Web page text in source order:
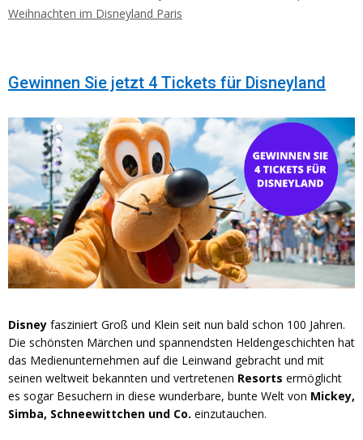
Weihnachten im Disneyland Paris
Gewinnen Sie jetzt 4 Tickets für Disneyland
Disney fasziniert Groß und Klein seit nun bald schon 100 Jahren.
Die schönsten Märchen und spannendsten Heldengeschichten hat
das Medienunternehmen auf die Leinwand gebracht und mit
seinen weltweit bekannten und vertretenen Resorts ermöglicht
es sogar Besuchern in diese wunderbare, bunte Welt von Mickey,
Simba, Schneewittchen und Co. einzutauchen.